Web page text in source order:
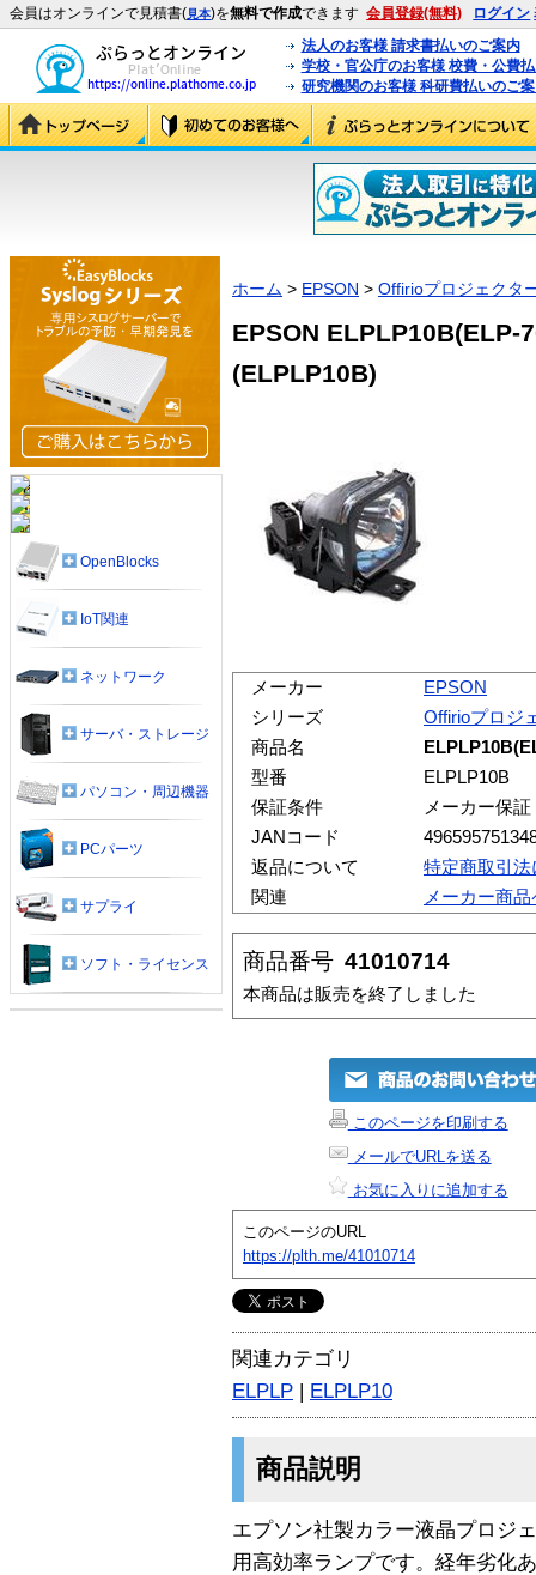
会員はオンラインで見積書(見本)を無料で作成できます 会員登録(無料) ログイン
法人のお客様 請求書払いのご案内
学校・官公庁のお客様 校費・公費
研究機関のお客様 科研費払いのご
ホーム > EPSON > Offirioプロジェクタ
EPSON ELPLP10B(ELP-
(ELPLP10B)
メーカー
EPSON
シリーズ
Offirioプロジ
商品名
型番
ELPLP10B
保証条件
メーカー保証
JANコード
返品について
特定商取引
関連
メーカー商
商品番号 41010714
本商品は販売を終了しました
このページを印刷する
メールでURLを送る
お気に入りに追加する
このページのURL
https://plth.me/41010714
関連カテゴリ
ELPLP | ELPLP10
商品説明
エプソン社製カラー液晶プロジ
用高効率ランプです。経年劣化
OpenBlocks
IoT関連
ネットワーク
サーバ・ストレージ
パソコン・周辺機器
PCパーツ
サプライ
ソフト・ライセンス